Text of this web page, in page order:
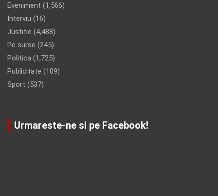
Eveniment (1,566)
Interviu (16)
Justitie (4,488)
Pe surse (245)
Politica (1,725)
Publicitate (109)
Sport (537)
Urmareste-ne si pe Facebook!